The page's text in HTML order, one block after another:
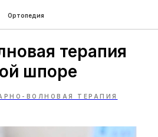
Ортопедия
терапия
шпоре
ВОЛНОВАЯ ТЕРАПИЯ